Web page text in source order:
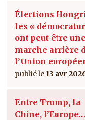
Élections
les «
ont peut-être une
marche arrière
l’Union
13 avr
Entre Trump, la
Chine,